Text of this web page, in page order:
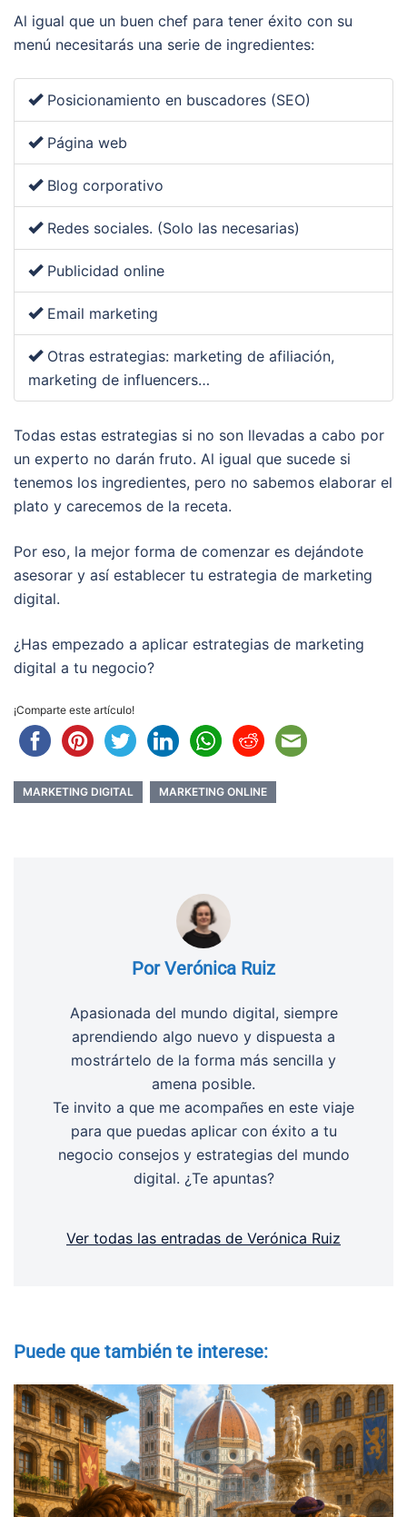
Al igual que un buen chef para tener éxito con su
menú necesitarás una serie de ingredientes:
Posicionamiento en buscadores (SEO)
Página web
Blog corporativo
Redes sociales. (Solo las necesarias)
Publicidad online
Email marketing
Otras estrategias: marketing de afiliación,
marketing de influencers…
Todas estas estrategias si no son llevadas a cabo por
un experto no darán fruto. Al igual que sucede si
tenemos los ingredientes, pero no sabemos elaborar el
plato y carecemos de la receta.
Por eso, la mejor forma de comenzar es dejándote
asesorar y así establecer tu estrategia de marketing
digital.
¿Has empezado a aplicar estrategias de marketing
digital a tu negocio?
¡Comparte este artículo!
MARKETING DIGITAL MARKETING ONLINE
Por Verónica Ruiz
Apasionada del mundo digital, siempre
aprendiendo algo nuevo y dispuesta a
mostrártelo de la forma más sencilla y
amena posible.
Te invito a que me acompañes en este viaje
para que puedas aplicar con éxito a tu
negocio consejos y estrategias del mundo
digital. ¿Te apuntas?
Ver todas las entradas de Verónica Ruiz
Puede que también te interese: